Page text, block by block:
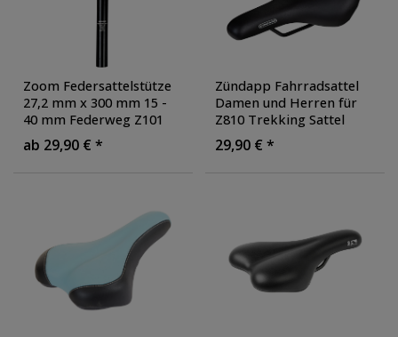
Zoom Federsattelstütze
27,2 mm x 300 mm 15 -
40 mm Federweg Z101
Z901 Z902
Patentsattelstütze Patent
ab 29,90 € *
Zündapp Fahrradsattel
Damen und Herren für
Z810 Trekking Sattel
Fahrrad bequem
Trekkingrad E-Bike
29,90 € *